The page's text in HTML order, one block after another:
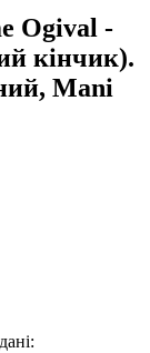
Ogival -
кінчик).
Mani